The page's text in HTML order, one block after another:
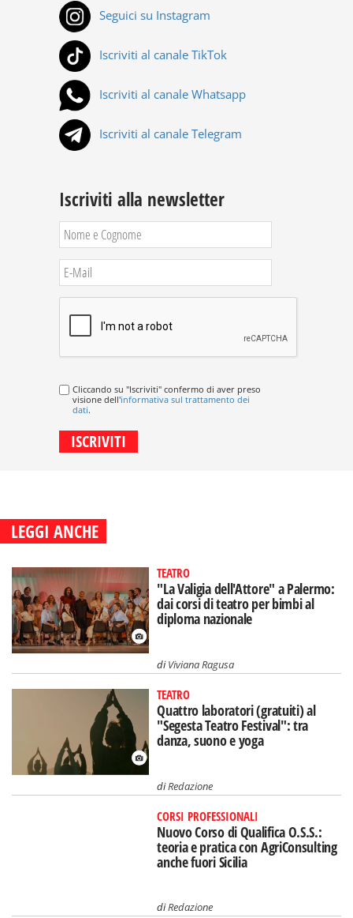
Seguici su Instagram
Iscriviti al canale TikTok
Iscriviti al canale Whatsapp
Iscriviti al canale Telegram
Iscriviti alla newsletter
Cliccando su "Iscriviti" confermo di aver preso
visione dell'informativa sul trattamento dei
dati.
LEGGI ANCHE
TEATRO
"La Valigia dell'Attore" a Palermo:
dai corsi di teatro per bimbi al
diploma nazionale
diViviana Ragusa
TEATRO
Quattro laboratori (gratuiti) al
"Segesta Teatro Festival": tra
danza, suono e yoga
diRedazione
CORSI PROFESSIONALI
Nuovo Corso di Qualifica O.S.S.:
teoria e pratica con AgriConsulting
anche fuori Sicilia
diRedazione